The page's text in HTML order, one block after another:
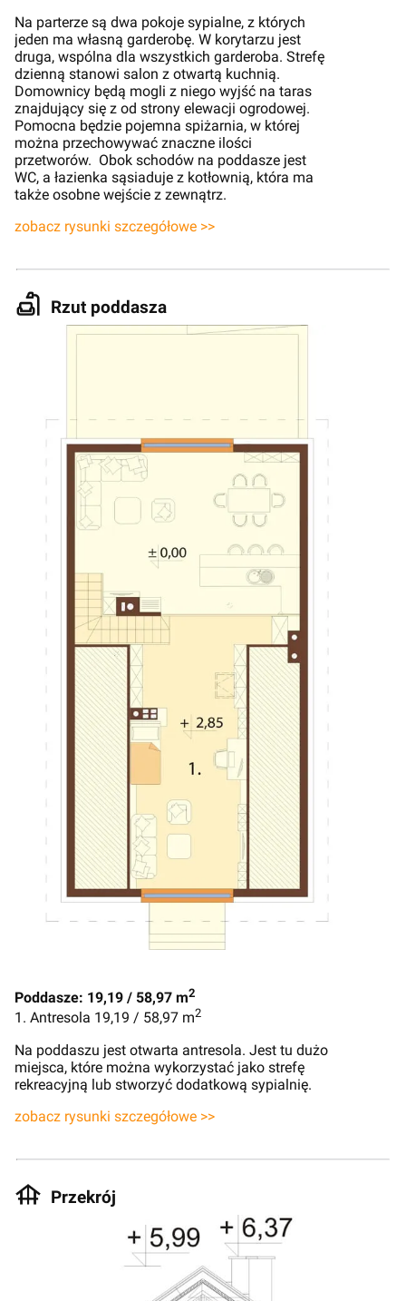
Na parterze są dwa pokoje sypialne, z których
jeden ma własną garderobę. W korytarzu jest
druga, wspólna dla wszystkich garderoba. Strefę
dzienną stanowi salon z otwartą kuchnią.
Domownicy będą mogli z niego wyjść na taras
znajdujący się z od strony elewacji ogrodowej.
Pomocna będzie pojemna spiżarnia, w której
można przechowywać znaczne ilości
przetworów. Obok schodów na poddasze jest
WC, a łazienka sąsiaduje z kotłownią, która ma
także osobne wejście z zewnątrz.
zobacz rysunki szczegółowe >>
Rzut poddasza
Poddasze: 19,19 / 58,97 m2
1. Antresola 19,19 / 58,97 m2
Na poddaszu jest otwarta antresola. Jest tu dużo
miejsca, które można wykorzystać jako strefę
rekreacyjną lub stworzyć dodatkową sypialnię.
zobacz rysunki szczegółowe >>
Przekrój